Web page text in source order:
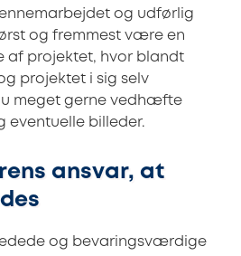
og udførlig
og fremmest være en
af projektet, hvor blandt
projektet i sig selv
meget gerne vedhæfte
eventuelle billeder.
ansvar, at
og bevaringsværdige